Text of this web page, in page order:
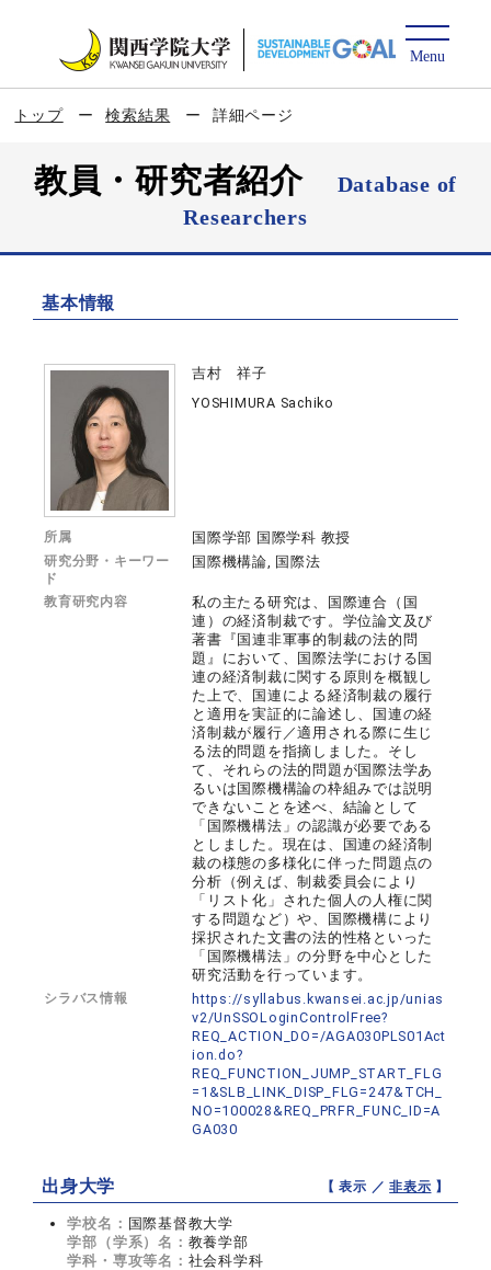
トップ 検索結果 詳細ページ
教員・研究者紹介
Database of
Researchers
基本情報
吉村 祥子
YOSHIMURA Sachiko
所属 国際学部 国際学科 教授
研究分野・キーワー
ド
国際機構論, 国際法
教育研究内容
私の主たる研究は、国際連合（国
連）の経済制裁です。学位論文及び
著書『国連非軍事的制裁の法的問
題』において、国際法学における国
連の経済制裁に関する原則を概観し
た上で、国連による経済制裁の履行
と適用を実証的に論述し、国連の経
済制裁が履行／適用される際に生じ
る法的問題を指摘しました。そし
て、それらの法的問題が国際法学あ
るいは国際機構論の枠組みでは説明
できないことを述べ、結論として
「国際機構法」の認識が必要である
としました。現在は、国連の経済制
裁の様態の多様化に伴った問題点の
分析（例えば、制裁委員会により
「リスト化」された個人の人権に関
する問題など）や、国際機構により
採択された文書の法的性格といった
「国際機構法」の分野を中心とした
研究活動を行っています。
シラバス情報
https://syllabus.kwansei.ac.jp/unias
v2/UnSSOLoginControlFree?
REQ_ACTION_DO=/AGA030PLS01Act
ion.do?
REQ_FUNCTION_JUMP_START_FLG
=1&SLB_LINK_DISP_FLG=247&TCH_
NO=100028&REQ_PRFR_FUNC_ID=A
GA030
出身大学 【 表示 ／非表示 】
学校名： 国際基督教大学
学部（学系）名： 教養学部
学科・専攻等名： 社会科学科